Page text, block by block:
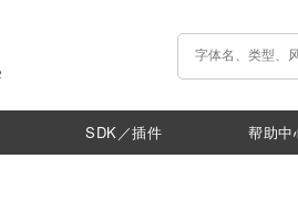
SDK／插件 帮助中